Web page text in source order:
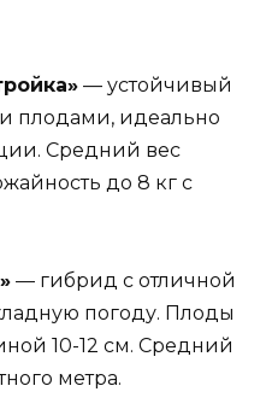
— устойчивый
плодами, идеально
Средний вес
до 8 кг с
— гибрид с отличной
погоду. Плоды
10-12 см. Средний
метра.